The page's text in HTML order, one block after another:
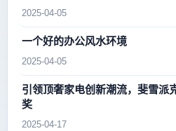
2025-04-05
一个好的办公风水环境
2025-04-05
引领顶奢家电创新潮流，斐雪派
奖
2025-04-17